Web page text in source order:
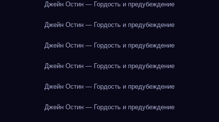
Джейн Остин — Гордость и предубеждение
Джейн Остин — Гордость и предубеждение
Джейн Остин — Гордость и предубеждение
Джейн Остин — Гордость и предубеждение
Джейн Остин — Гордость и предубеждение
Джейн Остин — Гордость и предубеждение